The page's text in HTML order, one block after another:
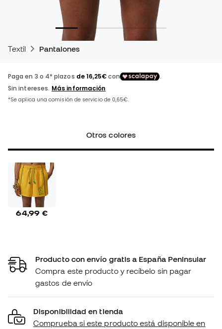
Textil Pantalones
Otros colores
64,99 €
Producto con envío gratis a España Peninsular
Compra este producto y recíbelo sin pagar
gastos de envío
Disponibilidad en tienda
Comprueba si este producto está disponible en